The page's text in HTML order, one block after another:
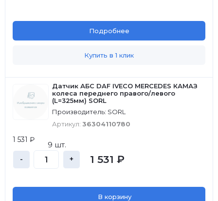
Подробнее
Купить в 1 клик
Датчик АБС DAF IVECO MERCEDES КАМАЗ
колеса переднего правого/левого
(L=325мм) SORL
Производитель: SORL
Артикул: 36304110780
1 531 ₽
9 шт.
- + 1 531 ₽
В корзину